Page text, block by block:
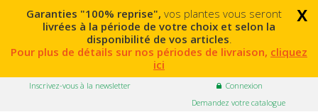
x
Garanties "100% reprise", vos plantes vous seront
livrées à la période de votre choix et selon la
disponibilité de vos articles.
Pour plus de détails sur nos périodes de livraison, cliquez
ici
Connexion
Inscrivez-vous à la newsletter
Demandez votre catalogue